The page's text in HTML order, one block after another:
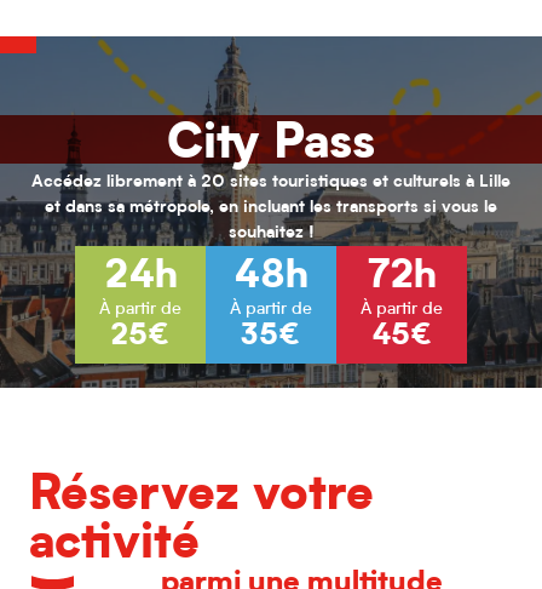
John Doe Escape Game
Péniche Laléa
Stab Vélodrome
Eternelle Notre-Dame - Centre d'Art Sacré de Lille
Dock 13
Le Grand Mix
La Guinguette des Bienheureux
Escape the city
Le Cirque du Bout du Monde
Les Ateliers Jouret
Rando Games
City Pass
Accédez librement à 20 sites touristiques et culturels à Lille
et dans sa métropole, en incluant les transports si vous le
souhaitez !
24h
À partir de
25€
48h
À partir de
35€
72h
À partir de
45€
Réservez votre
activité